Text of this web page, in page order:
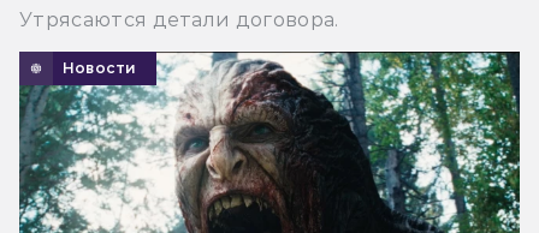
Утрясаются детали договора.
Новости